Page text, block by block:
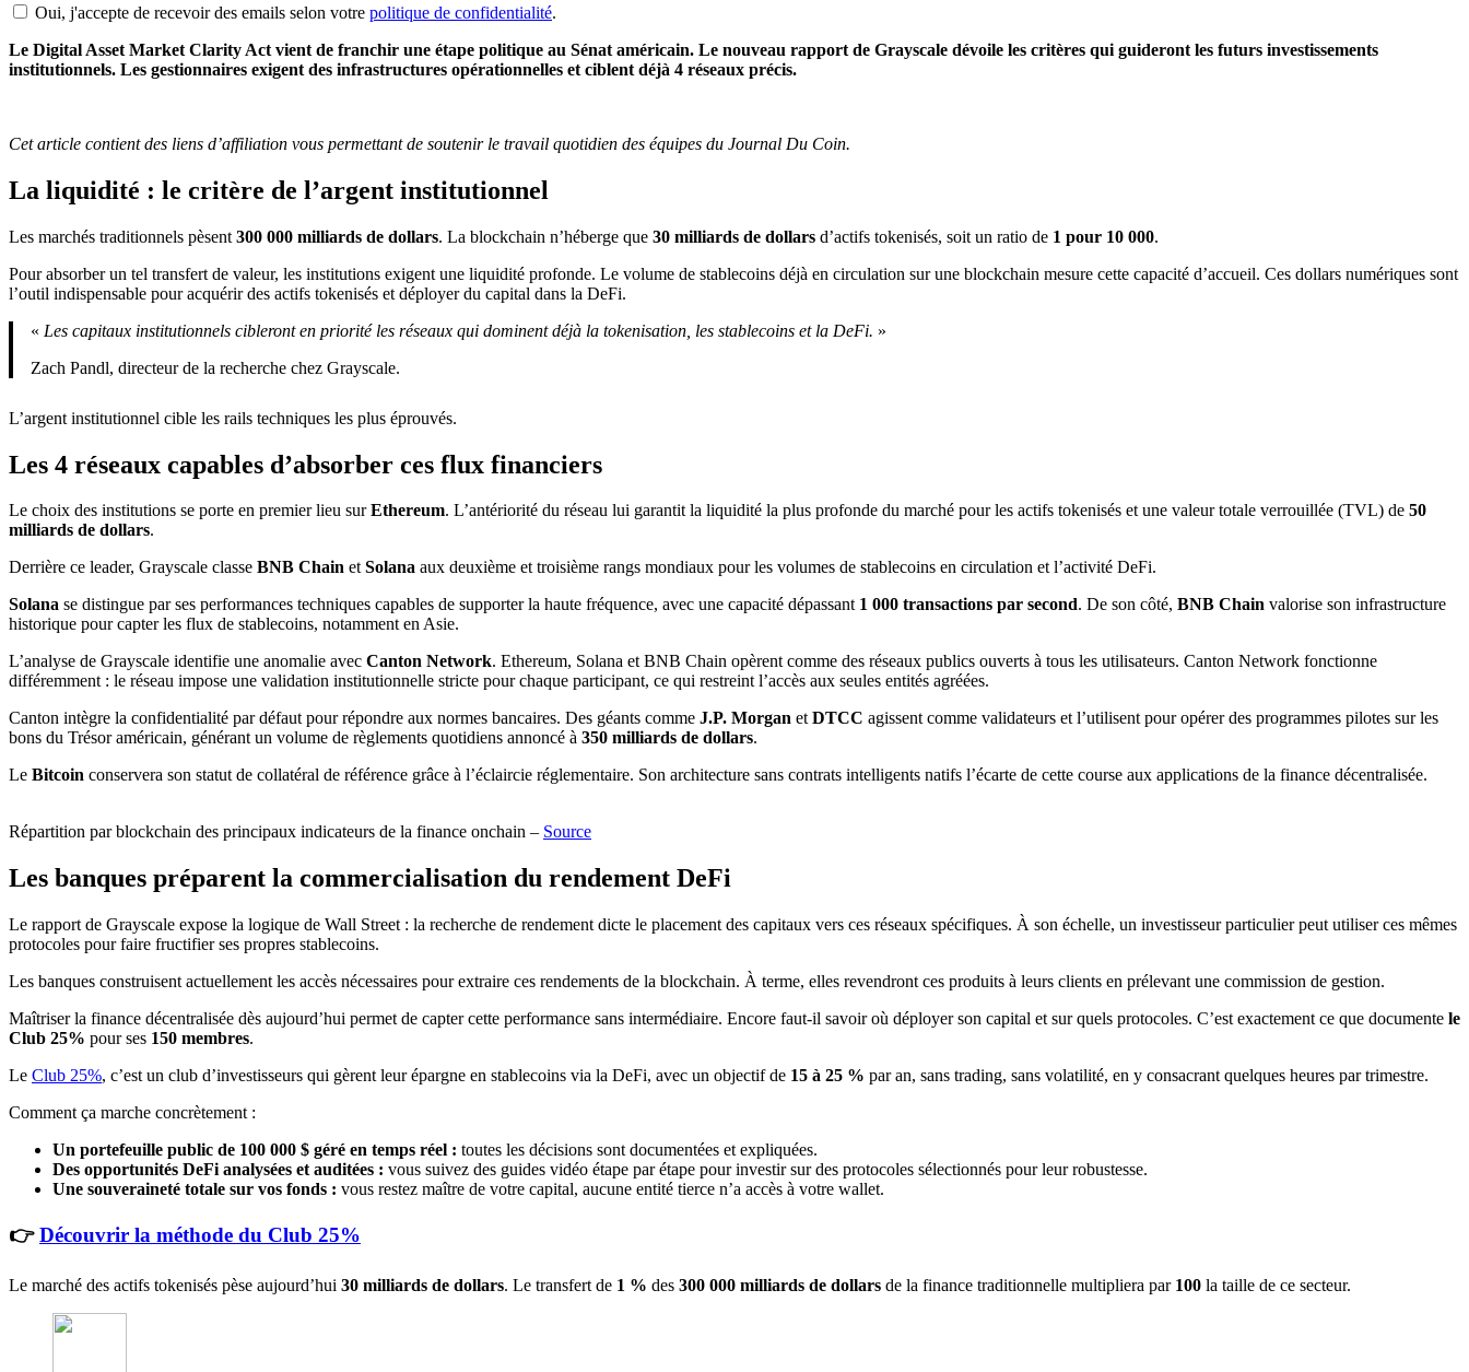
Oui, j'accepte de recevoir des emails selon votre politique de confidentialité.
Le Digital Asset Market Clarity Act vient de franchir une étape politique au Sénat américain. Le nouveau rapport de Grayscale dévoile les critères qui guideront les futurs investissements
institutionnels. Les gestionnaires exigent des infrastructures opérationnelles et ciblent déjà 4 réseaux précis.
Cet article contient des liens d’affiliation vous permettant de soutenir le travail quotidien des équipes du Journal Du Coin.
La liquidité : le critère de l’argent institutionnel
Les marchés traditionnels pèsent 300 000 milliards de dollars. La blockchain n’héberge que 30 milliards de dollars d’actifs tokenisés, soit un ratio de 1 pour 10 000.
Pour absorber un tel transfert de valeur, les institutions exigent une liquidité profonde. Le volume de stablecoins déjà en circulation sur une blockchain mesure cette capacité d’accueil. Ces dollars numériques sont
l’outil indispensable pour acquérir des actifs tokenisés et déployer du capital dans la DeFi.
« Les capitaux institutionnels cibleront en priorité les réseaux qui dominent déjà la tokenisation, les stablecoins et la DeFi. »
Zach Pandl, directeur de la recherche chez Grayscale.
L’argent institutionnel cible les rails techniques les plus éprouvés.
Les 4 réseaux capables d’absorber ces flux financiers
Le choix des institutions se porte en premier lieu surEthereum. L’antériorité du réseau lui garantit la liquidité la plus profonde du marché pour les actifs tokenisés et une valeur totale verrouillée (TVL) de 50
milliards de dollars.
Derrière ce leader, Grayscale classe BNB Chain etSolana aux deuxième et troisième rangs mondiaux pour les volumes de stablecoins en circulation et l’activité DeFi.
Solana se distingue par ses performances techniques capables de supporter la haute fréquence, avec une capacité dépassant 1 000 transactions par second. De son côté, BNB Chain valorise son infrastructure
historique pour capter les flux de stablecoins, notamment en Asie.
L’analyse de Grayscale identifie une anomalie avec Canton Network. Ethereum, Solana et BNB Chain opèrent comme des réseaux publics ouverts à tous les utilisateurs. Canton Network fonctionne
différemment : le réseau impose une validation institutionnelle stricte pour chaque participant, ce qui restreint l’accès aux seules entités agréées.
Canton intègre la confidentialité par défaut pour répondre aux normes bancaires. Des géants comme J.P. Morgan etDTCC agissent comme validateurs et l’utilisent pour opérer des programmes pilotes sur les
bons du Trésor américain, générant un volume de règlements quotidiens annoncé à 350 milliards de dollars.
Le Bitcoin conservera son statut de collatéral de référence grâce à l’éclaircie réglementaire. Son architecture sans contrats intelligents natifs l’écarte de cette course aux applications de la finance décentralisée.
Répartition par blockchain des principaux indicateurs de la finance onchain – Source
Les banques préparent la commercialisation du rendement DeFi
Le rapport de Grayscale expose la logique de Wall Street : la recherche de rendement dicte le placement des capitaux vers ces réseaux spécifiques. À son échelle, un investisseur particulier peut utiliser ces mêmes
protocoles pour faire fructifier ses propres stablecoins.
Les banques construisent actuellement les accès nécessaires pour extraire ces rendements de la blockchain. À terme, elles revendront ces produits à leurs clients en prélevant une commission de gestion.
Maîtriser la finance décentralisée dès aujourd’hui permet de capter cette performance sans intermédiaire. Encore faut-il savoir où déployer son capital et sur quels protocoles. C’est exactement ce que documente le
Club 25% pour ses 150 membres.
Le Club 25%, c’est un club d’investisseurs qui gèrent leur épargne en stablecoins via la DeFi, avec un objectif de 15 à 25 % par an, sans trading, sans volatilité, en y consacrant quelques heures par trimestre.
Comment ça marche concrètement :
Un portefeuille public de 100 000 $ géré en temps réel : toutes les décisions sont documentées et expliquées.
Des opportunités DeFi analysées et auditées : vous suivez des guides vidéo étape par étape pour investir sur des protocoles sélectionnés pour leur robustesse.
Une souveraineté totale sur vos fonds : vous restez maître de votre capital, aucune entité tierce n’a accès à votre wallet.
👉Découvrir la méthode du Club 25%
Le marché des actifs tokenisés pèse aujourd’hui 30 milliards de dollars. Le transfert de 1 % des 300 000 milliards de dollars de la finance traditionnelle multipliera par 100 la taille de ce secteur.